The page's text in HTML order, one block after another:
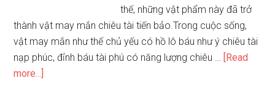
thế, những vật phẩm này đã trở
thành vật may mắn chiêu tài tiến bảo.Trong cuộc sống,
vật may mắn như thế chủ yếu có hồ lô báu như ý chiêu tài
nạp phúc, đỉnh báu tài phú có năng lượng chiêu … [Read
more...]